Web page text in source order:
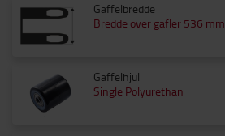
Gaffelbredde
Bredde over gafler 536 mm
Gaffelhjul
Single Polyurethan